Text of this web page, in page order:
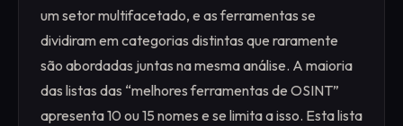
um setor multifacetado, e as ferramentas se
dividiram em categorias distintas que raramente
são abordadas juntas na mesma análise. A maioria
das listas das “melhores ferramentas de OSINT”
apresenta 10 ou 15 nomes e se limita a isso. Esta lista